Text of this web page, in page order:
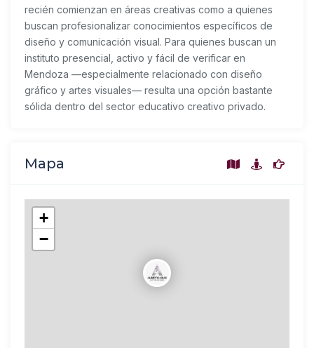
recién comienzan en áreas creativas como a quienes
buscan profesionalizar conocimientos específicos de
diseño y comunicación visual. Para quienes buscan un
instituto presencial, activo y fácil de verificar en
Mendoza —especialmente relacionado con diseño
gráfico y artes visuales— resulta una opción bastante
sólida dentro del sector educativo creativo privado.
Mapa
+
−